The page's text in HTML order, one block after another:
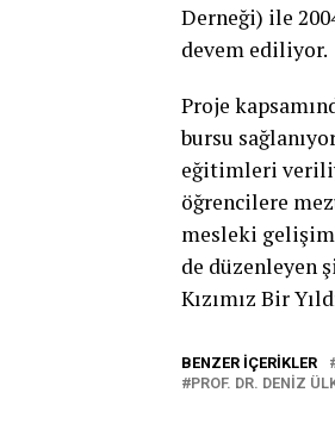
Derneği) ile
devem ediliyor.
Proje
bursu
eğitimleri
öğrencilere
mesleki
de düzenleyen
Kızımız Bir
BENZER İÇERIKLER
PROF. DR. DENIZ